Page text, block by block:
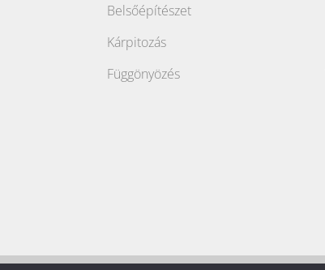
Belsőépítészet
Kárpitozás
Függönyözés